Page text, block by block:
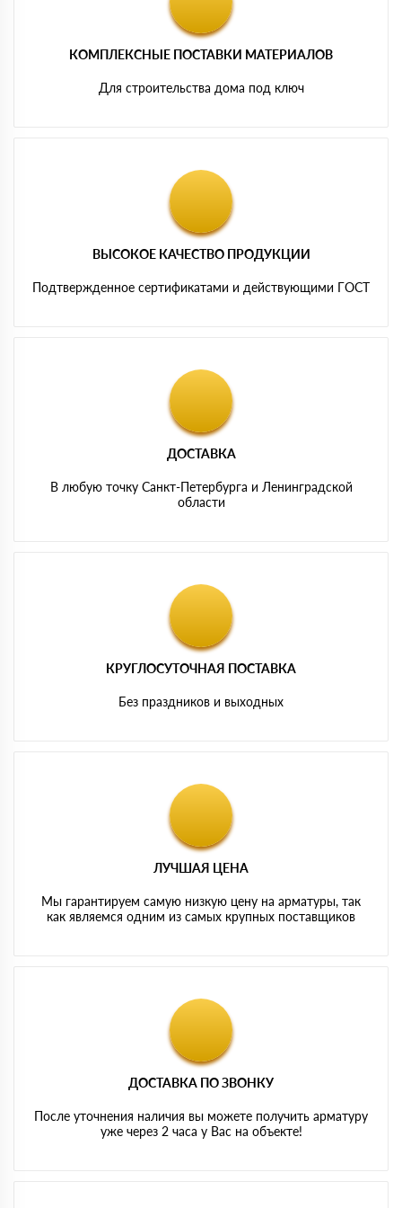
КОМПЛЕКСНЫЕ ПОСТАВКИ МАТЕРИАЛОВ
Для строительства дома под ключ
ВЫСОКОЕ КАЧЕСТВО ПРОДУКЦИИ
Подтвержденное сертификатами и действующими ГОСТ
ДОСТАВКА
В любую точку Санкт-Петербурга и Ленинградской
области
КРУГЛОСУТОЧНАЯ ПОСТАВКА
Без праздников и выходных
ЛУЧШАЯ ЦЕНА
Мы гарантируем самую низкую цену на арматуры, так
как являемся одним из самых крупных поставщиков
ДОСТАВКА ПО ЗВОНКУ
После уточнения наличия вы можете получить арматуру
уже через 2 часа у Вас на объекте!